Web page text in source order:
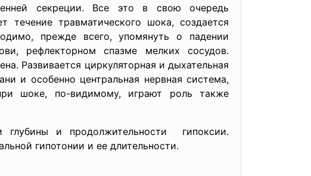
секреции. Все это в свою очередь
течение травматического шока, создается
прежде всего, упомянуть о падении
рефлекторном спазме мелких сосудов.
Развивается циркуляторная и дыхательная
и особенно центральная нервная система,
шоке, по-видимому, играют роль также
и продолжительности гипоксии.
гипотонии и ее длительности.